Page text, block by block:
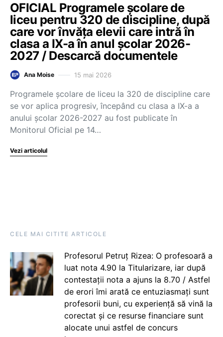
OFICIAL Programele școlare de
liceu pentru 320 de discipline, după
care vor învăța elevii care intră în
clasa a IX-a în anul școlar 2026-
2027 / Descarcă documentele
Ana Moise 15 mai 2026
Programele școlare de liceu la 320 de discipline care
se vor aplica progresiv, începând cu clasa a IX-a a
anului școlar 2026-2027 au fost publicate în
Monitorul Oficial pe 14…
Vezi articolul
CELE MAI CITITE ARTICOLE
Profesorul Petruț Rizea: O profesoară a
luat nota 4.90 la Titularizare, iar după
contestații nota a ajuns la 8.70 / Astfel
de erori îmi arată ce entuziasmați sunt
profesorii buni, cu experiență să vină la
corectat și ce resurse financiare sunt
alocate unui astfel de concurs